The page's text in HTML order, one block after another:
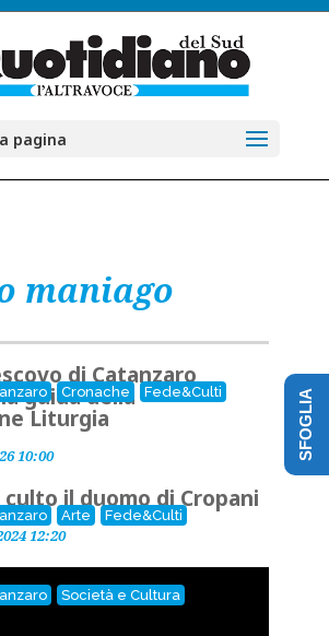
pagina
maniago
Cronache Fede&Culti
di Catanzaro
guida della
Liturgia
10:00
Arte Fede&Culti
il duomo di Cropani
12:20
Società e Cultura
SFOGLIA